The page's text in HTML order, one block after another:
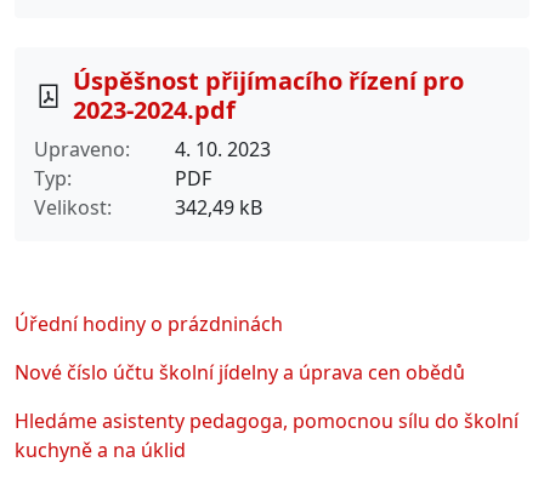
Úspěšnost přijímacího řízení pro
2023-2024.pdf
Upraveno
4. 10. 2023
Typ
PDF
Velikost
342,49 kB
Úřední hodiny o prázdninách
Nové číslo účtu školní jídelny a úprava cen obědů
Hledáme asistenty pedagoga, pomocnou sílu do školní
kuchyně a na úklid